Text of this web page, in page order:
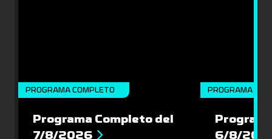
PROGRAMA COMPLETO
Programa Completo del
7/8/2026
PROGRAMA
6/8/